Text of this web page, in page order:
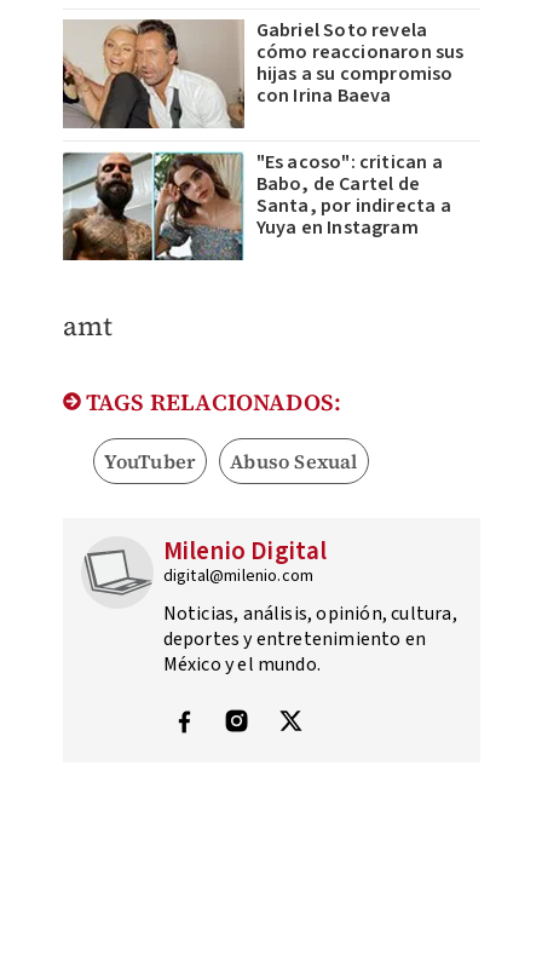
Gabriel Soto revela
cómo reaccionaron sus
hijas a su compromiso
con Irina Baeva
"Es acoso": critican a
Babo, de Cartel de
Santa, por indirecta a
Yuya en Instagram
amt
TAGS RELACIONADOS:
YouTuber Abuso Sexual
Milenio Digital
digital@milenio.com
Noticias, análisis, opinión, cultura,
deportes y entretenimiento en
México y el mundo.